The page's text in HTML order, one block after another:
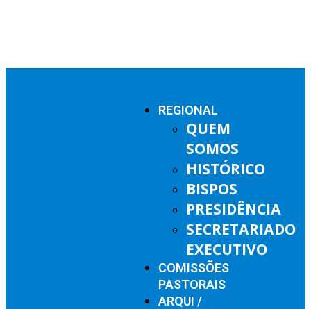
REGIONAL
QUEM
SOMOS
HISTÓRICO
BISPOS
PRESIDÊNCIA
SECRETARIADO
EXECUTIVO
COMISSÕES
PASTORAIS
ARQUI /